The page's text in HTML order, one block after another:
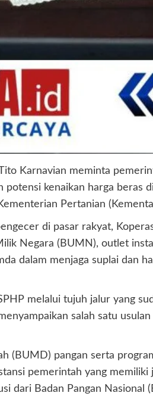
Karnavian meminta
kenaikan harga
Pertanian
di pasar rakyat,
Negara (BUMN), outlet
dalam menjaga suplai dan
melalui tujuh jalur yang
salah satu
(BUMD) pangan serta
pemerintah yang
dari Badan Pangan Nasional